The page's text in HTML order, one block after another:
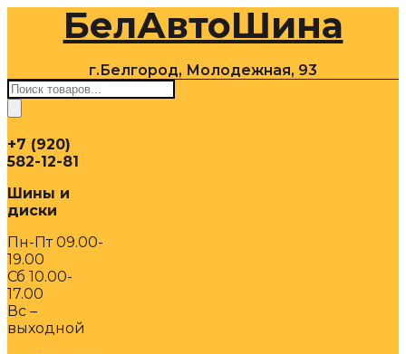
содержимомуБелАвтоШина
г.Белгород, Молодежная, 93
Поиск
товаров
+7 (920)
582-12-81
Шины и
диски
Пн-Пт 09.00-
19.00
Сб 10.00-
17.00
Вс –
выходной